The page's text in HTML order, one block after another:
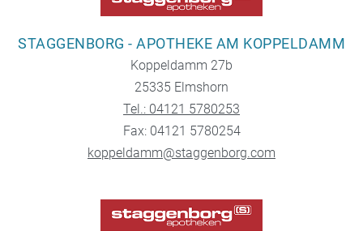
STAGGENBORG - APOTHEKE AM KOPPELDAMM
Koppeldamm 27b
25335 Elmshorn
Tel.: 04121 5780253
Fax: 04121 5780254
koppeldamm@staggenborg.com